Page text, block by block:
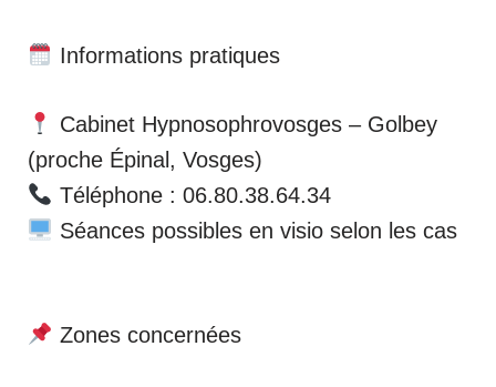
Informations pratiques
Cabinet Hypnosophrovosges – Golbey
(proche Épinal, Vosges)
Téléphone : 06.80.38.64.34
Séances possibles en visio selon les cas
Zones concernées